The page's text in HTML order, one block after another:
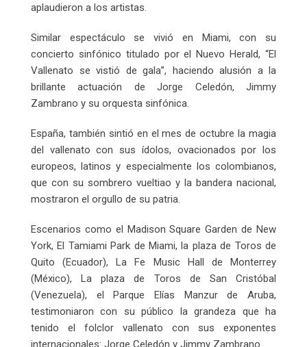
aplaudieron a los artistas.
Similar espectáculo se vivió en Miami, con su
concierto sinfónico titulado por el Nuevo Herald, “El
Vallenato se vistió de gala”, haciendo alusión a la
brillante actuación de Jorge Celedón, Jimmy
Zambrano y su orquesta sinfónica.
España, también sintió en el mes de octubre la magia
del vallenato con sus ídolos, ovacionados por los
europeos, latinos y especialmente los colombianos,
que con su sombrero vueltiao y la bandera nacional,
mostraron el orgullo de su patria.
Escenarios como el Madison Square Garden de New
York, El Tamiami Park de Miami, la plaza de Toros de
Quito (Ecuador), La Fe Music Hall de Monterrey
(México), La plaza de Toros de San Cristóbal
(Venezuela), el Parque Elías Manzur de Aruba,
testimoniaron con su público la grandeza que ha
tenido el folclor vallenato con sus exponentes
internacionales: Jorge Celedón y Jimmy Zambrano.